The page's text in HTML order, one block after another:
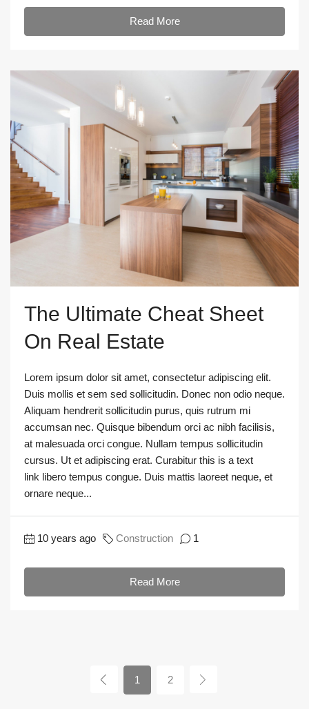
Read More
The Ultimate Cheat Sheet
On Real Estate
Lorem ipsum dolor sit amet, consectetur adipiscing elit.
Duis mollis et sem sed sollicitudin. Donec non odio neque.
Aliquam hendrerit sollicitudin purus, quis rutrum mi
accumsan nec. Quisque bibendum orci ac nibh facilisis,
at malesuada orci congue. Nullam tempus sollicitudin
cursus. Ut et adipiscing erat. Curabitur this is a text
link libero tempus congue. Duis mattis laoreet neque, et
ornare neque...
10 years ago Construction 1
Read More
1 2